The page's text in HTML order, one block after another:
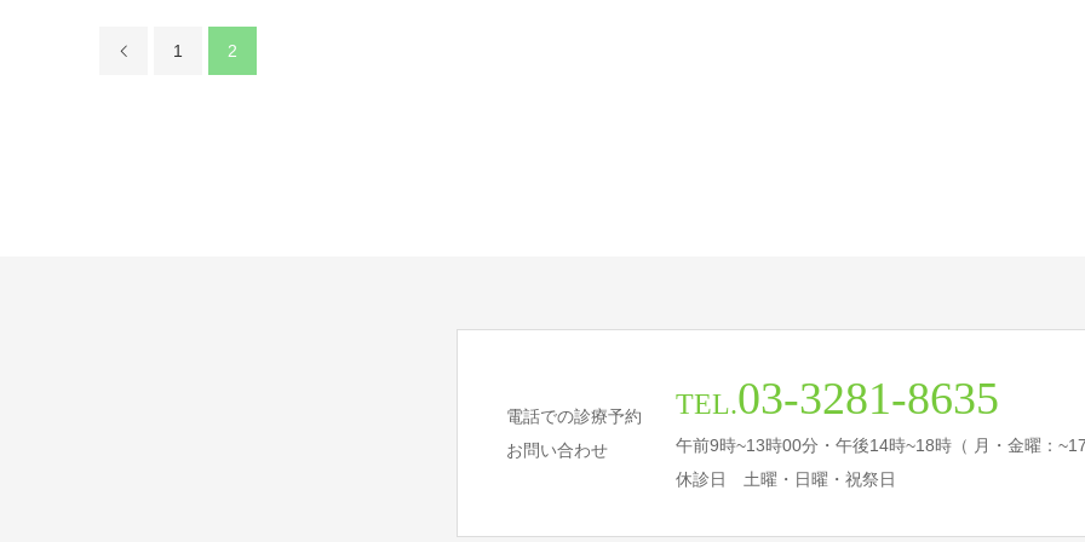
1 2
電話での診療予約
お問い合わせ
TEL.03-3281-8635
午前9時~13時00分・午後14時~18時（ 月・金曜：
休診日 土曜・日曜・祝祭日